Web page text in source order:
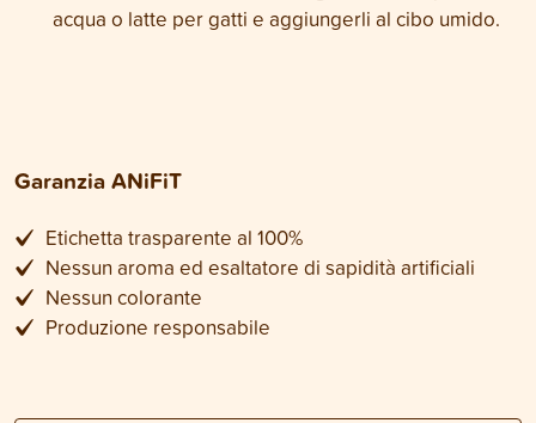
acqua o latte per gatti e aggiungerli al cibo umido.
Garanzia ANiFiT
Etichetta trasparente al 100%
Nessun aroma ed esaltatore di sapidità artificiali
Nessun colorante
Produzione responsabile